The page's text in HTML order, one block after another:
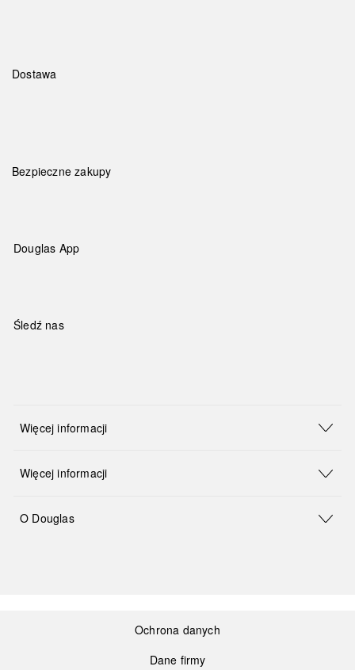
Dostawa
Bezpieczne zakupy
Douglas App
Śledź nas
Więcej informacji
Więcej informacji
O Douglas
Ochrona danych
Dane firmy